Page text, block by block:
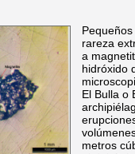
rareza
a
hidróxido
El Bulla o
metros